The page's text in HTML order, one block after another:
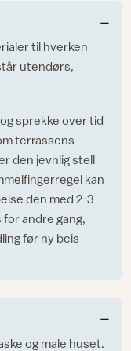
til hverken
utendørs,
sprekke over tid
terrassens
den jevnlig stell
kan
den med 2-3
andre gang,
før ny beis
og male huset.